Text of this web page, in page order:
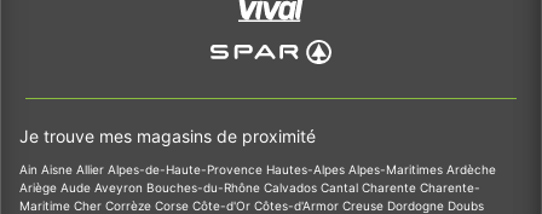
Je trouve mes magasins de proximité
Ain Aisne Allier Alpes-de-Haute-Provence Hautes-Alpes Alpes-Maritimes Ardèche
Ariège Aude Aveyron Bouches-du-Rhône Calvados Cantal Charente Charente-
Maritime Cher Corrèze Corse Côte-d'Or Côtes-d'Armor Creuse Dordogne Doubs